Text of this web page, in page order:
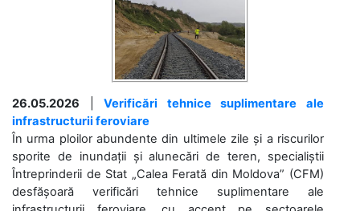
26.05.2026 |Verificări tehnice suplimentare ale
infrastructurii feroviare
În urma ploilor abundente din ultimele zile și a riscurilor
sporite de inundații și alunecări de teren, specialiștii
Întreprinderii de Stat „Calea Ferată din Moldova” (CFM)
desfășoară verificări tehnice suplimentare ale